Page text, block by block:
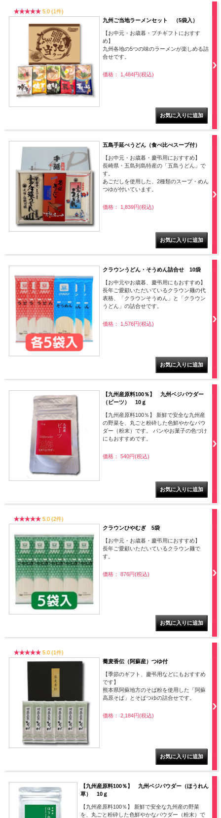
5.0 (1件)
九州ご当地ラーメンセット （5袋入）
【お中元・お歳暮・プチギフトにおすす
め】
九州各地の5つの味のラーメンが楽しめる詰
合せです。
価格： 1,484円(税込)
五島手延べうどん（食べ比べスープ付）
【お中元・お歳暮・慶弔用におすすめ】
長崎県・五島列島特産の「五島うどん」で
す。
あごだしを使用した、2種類のスープ・めん
つゆが付いています。
価格： 1,839円(税込)
クラウンうどん・そうめん詰合せ 10袋
【お中元やお歳暮、慶弔用にもおすすめ】
長年ご愛顧いただいているクラウン麺の代
表格、「クラウンそうめん」と「クラウン
うどん」の詰合せです。
価格： 1,576円(税込)
【九州産原料100％】 九州ベジパウダー
（ビーツ） 10ｇ
【九州産原料100％】 新鮮で安全な九州産
の野菜を、丸ごと粉砕した色鮮やかなパウ
ダー（粉末）です。 パンやお菓子の色づけ
にもおすすめです。
価格： 540円(税込)
5.0 (2件)
クラウンひやむぎ 5袋
【お中元・お歳暮・慶弔用におすすめ】
長年ご愛顧いただいているクラウン麺で
す。
価格： 876円(税込)
5.0 (1件)
蕎麦香伝（阿蘇産）つゆ付
【季節のギフト、慶弔用などにもおすすめ
です】
熊本県阿蘇地方のそば粉を使用した「阿蘇
高原そば」とそばつゆの詰合せです。
価格： 2,184円(税込)
【九州産原料100％】 九州ベジパウダー（ほうれん
草） 10ｇ
【九州産原料100％】 新鮮で安全な九州産の野菜
を、丸ごと粉砕した色鮮やかなパウダー（粉末）で